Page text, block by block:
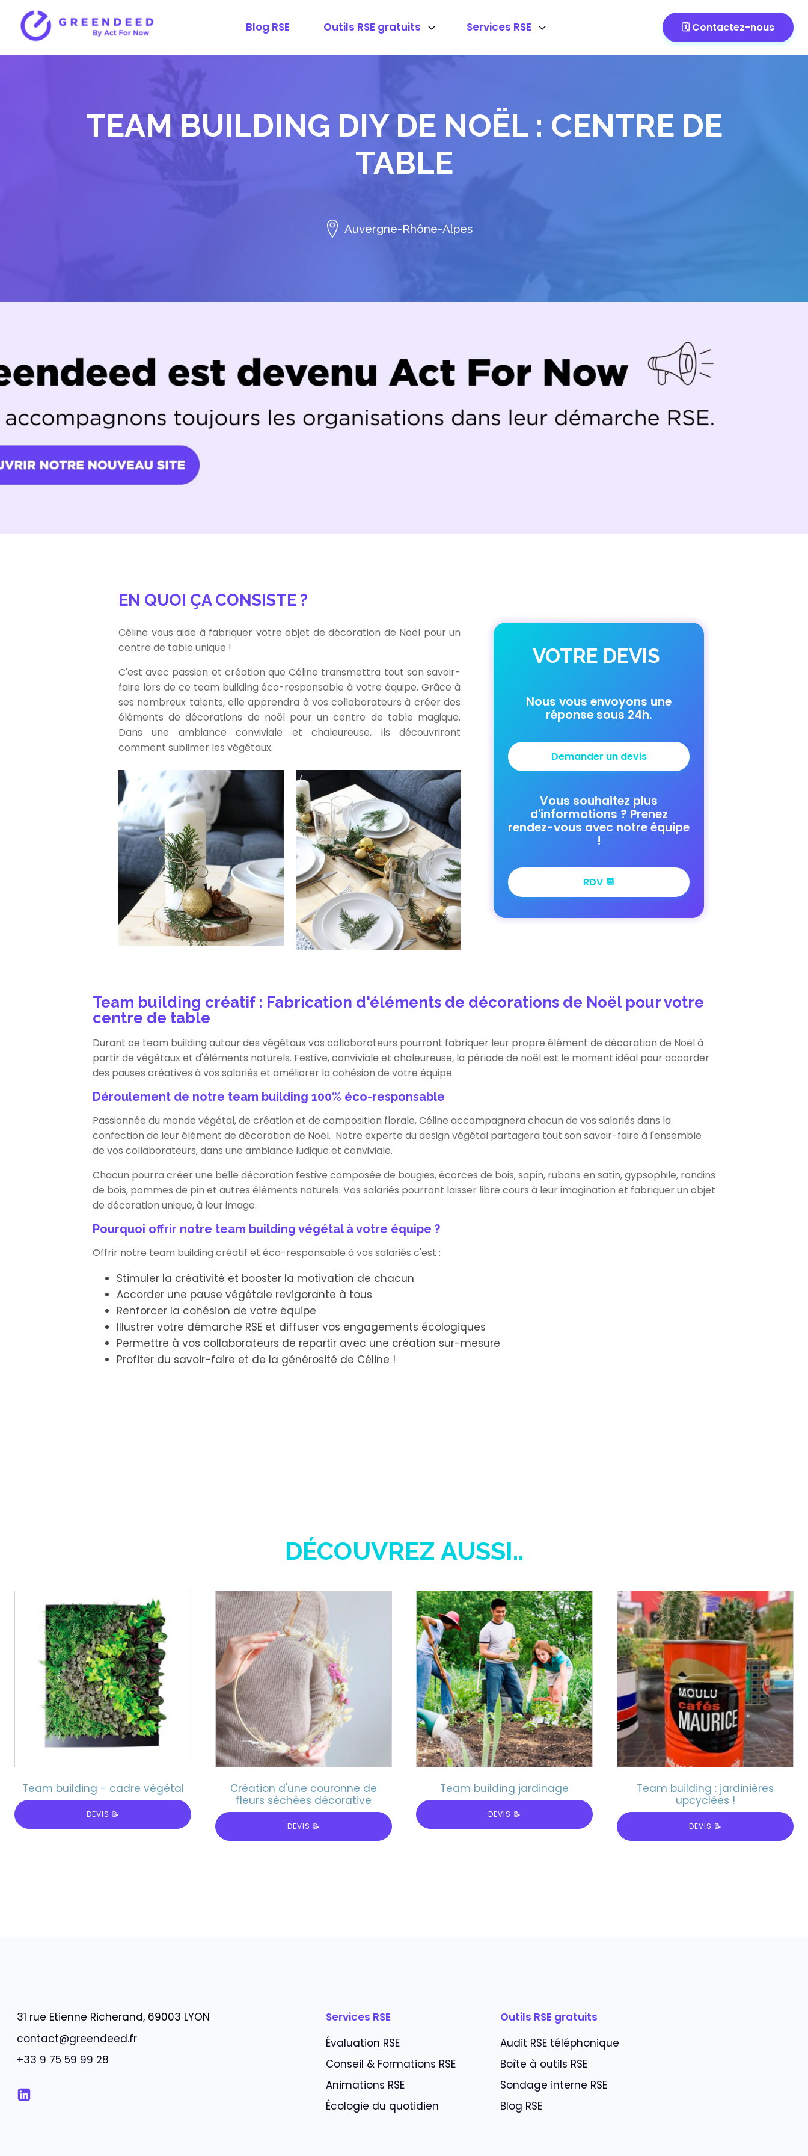
Blog RSE Outils RSE gratuits Services RSE 🗓️ Contactez-nous
TEAM BUILDING DIY DE NOËL : CENTRE DE
TABLE
Auvergne-Rhône-Alpes
EN QUOI ÇA CONSISTE ?
Céline vous aide à fabriquer votre objet de décoration de Noël pour un
centre de table unique !
C'est avec passion et création que Céline transmettra tout son savoir-
faire lors de ce team building éco-responsable à votre équipe. Grâce à
ses nombreux talents, elle apprendra à vos collaborateurs à créer des
éléments de décorations de noël pour un centre de table magique.
Dans une ambiance conviviale et chaleureuse, ils découvriront
comment sublimer les végétaux.
VOTRE DEVIS
Nous vous envoyons une
réponse sous 24h.
Demander un devis
Vous souhaitez plus
d'informations ? Prenez
rendez-vous avec notre équipe
!
RDV 📆
Team building créatif : Fabrication d'éléments de décorations de Noël pour votre
centre de table
Durant ce team building autour des végétaux vos collaborateurs pourront fabriquer leur propre élément de décoration de Noël à
partir de végétaux et d'éléments naturels. Festive, conviviale et chaleureuse, la période de noël est le moment idéal pour accorder
des pauses créatives à vos salariés et améliorer la cohésion de votre équipe.
Déroulement de notre team building 100% éco-responsable
Passionnée du monde végétal, de création et de composition florale, Céline accompagnera chacun de vos salariés dans la
confection de leur élément de décoration de Noël. Notre experte du design végétal partagera tout son savoir-faire à l'ensemble
de vos collaborateurs, dans une ambiance ludique et conviviale.
Chacun pourra créer une belle décoration festive composée de bougies, écorces de bois, sapin, rubans en satin, gypsophile, rondins
de bois, pommes de pin et autres éléments naturels. Vos salariés pourront laisser libre cours à leur imagination et fabriquer un objet
de décoration unique, à leur image.
Pourquoi offrir notre team building végétal à votre équipe ?
Offrir notre team building créatif et éco-responsable à vos salariés c'est :
Stimuler la créativité et booster la motivation de chacun
Accorder une pause végétale revigorante à tous
Renforcer la cohésion de votre équipe
Illustrer votre démarche RSE et diffuser vos engagements écologiques
Permettre à vos collaborateurs de repartir avec une création sur-mesure
Profiter du savoir-faire et de la générosité de Céline !
DÉCOUVREZ AUSSI..
Team building - cadre végétal
DEVIS 📝
Création d'une couronne de
fleurs séchées décorative
DEVIS 📝
Team building jardinage
DEVIS 📝
Team building : jardinières
upcyclées !
DEVIS 📝
31 rue Etienne Richerand, 69003 LYON
contact@greendeed.fr
+33 9 75 59 99 28
Services RSE
Évaluation RSE
Conseil & Formations RSE
Animations RSE
Écologie du quotidien
Outils RSE gratuits
Audit RSE téléphonique
Boîte à outils RSE
Sondage interne RSE
Blog RSE